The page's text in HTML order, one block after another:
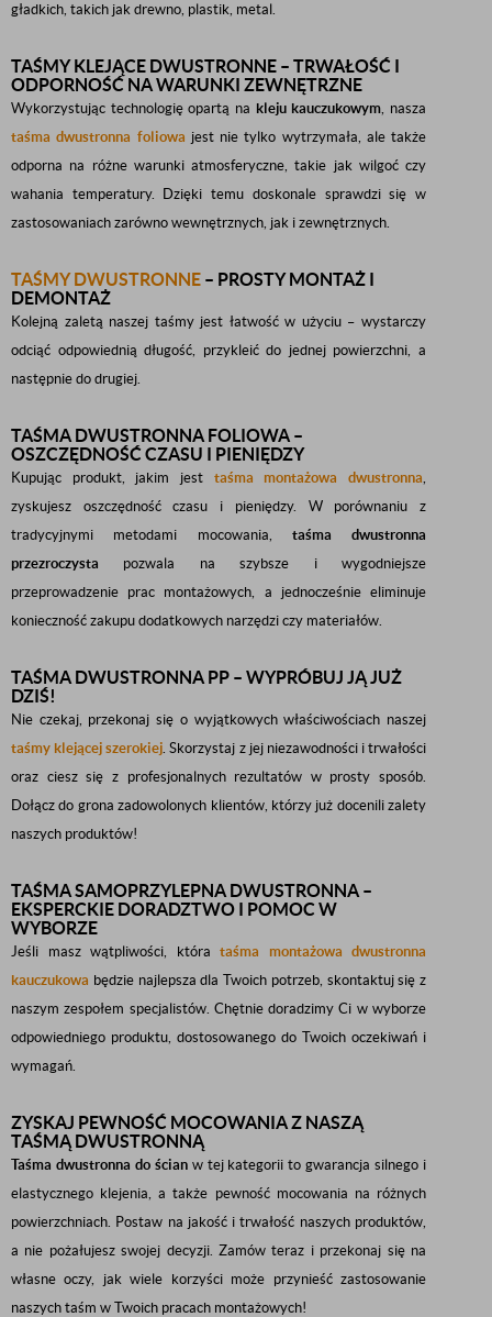
gładkich, takich jak drewno, plastik, metal.
TAŚMY KLEJĄCE DWUSTRONNE – TRWAŁOŚĆ I
ODPORNOŚĆ NA WARUNKI ZEWNĘTRZNE
Wykorzystując technologię opartą na kleju kauczukowym, nasza
taśma dwustronna foliowa jest nie tylko wytrzymała, ale także
odporna na różne warunki atmosferyczne, takie jak wilgoć czy
wahania temperatury. Dzięki temu doskonale sprawdzi się w
zastosowaniach zarówno wewnętrznych, jak i zewnętrznych.
TAŚMY DWUSTRONNE – PROSTY MONTAŻ I
DEMONTAŻ
Kolejną zaletą naszej taśmy jest łatwość w użyciu – wystarczy
odciąć odpowiednią długość, przykleić do jednej powierzchni, a
następnie do drugiej.
TAŚMA DWUSTRONNA FOLIOWA –
OSZCZĘDNOŚĆ CZASU I PIENIĘDZY
Kupując produkt, jakim jest taśma montażowa dwustronna,
zyskujesz oszczędność czasu i pieniędzy. W porównaniu z
tradycyjnymi metodami mocowania, taśma dwustronna
przezroczysta pozwala na szybsze i wygodniejsze
przeprowadzenie prac montażowych, a jednocześnie eliminuje
konieczność zakupu dodatkowych narzędzi czy materiałów.
TAŚMA DWUSTRONNA PP – WYPRÓBUJ JĄ JUŻ
DZIŚ!
Nie czekaj, przekonaj się o wyjątkowych właściwościach naszej
taśmy klejącej szerokiej. Skorzystaj z jej niezawodności i trwałości
oraz ciesz się z profesjonalnych rezultatów w prosty sposób.
Dołącz do grona zadowolonych klientów, którzy już docenili zalety
naszych produktów!
TAŚMA SAMOPRZYLEPNA DWUSTRONNA –
EKSPERCKIE DORADZTWO I POMOC W
WYBORZE
Jeśli masz wątpliwości, która taśma montażowa dwustronna
kauczukowa będzie najlepsza dla Twoich potrzeb, skontaktuj się z
naszym zespołem specjalistów. Chętnie doradzimy Ci w wyborze
odpowiedniego produktu, dostosowanego do Twoich oczekiwań i
wymagań.
ZYSKAJ PEWNOŚĆ MOCOWANIA Z NASZĄ
TAŚMĄ DWUSTRONNĄ
Taśma dwustronna do ścianw tej kategorii to gwarancja silnego i
elastycznego klejenia, a także pewność mocowania na różnych
powierzchniach. Postaw na jakość i trwałość naszych produktów,
a nie pożałujesz swojej decyzji. Zamów teraz i przekonaj się na
własne oczy, jak wiele korzyści może przynieść zastosowanie
naszych taśm w Twoich pracach montażowych!